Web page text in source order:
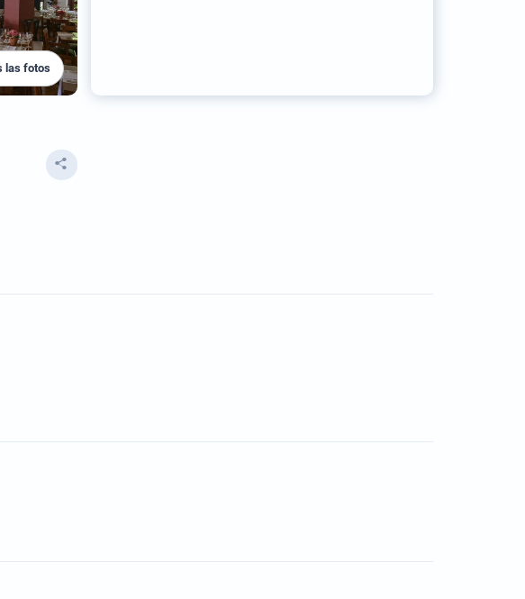
las fotos